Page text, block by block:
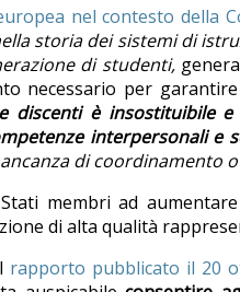
nel contesto della
storia dei sistemi di
di studenti,
necessario per
è insostituibile
interpersonali e
di coordinamento
membri ad
di alta qualità
rapporto pubblicato il 20